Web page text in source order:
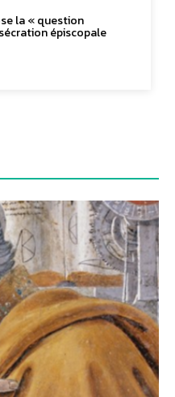
la « question
épiscopale